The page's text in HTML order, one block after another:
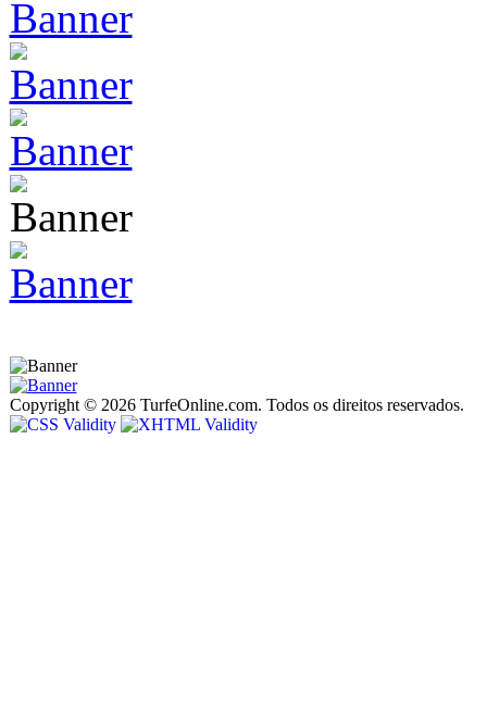
Copyright © 2026 TurfeOnline.com. Todos os direitos reservados.